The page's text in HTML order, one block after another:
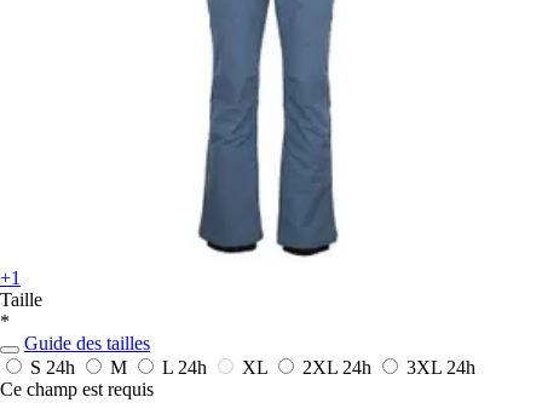
+1
Taille
*
Guide des tailles
S 24h M L 24h XL 2XL 24h 3XL 24h
Ce champ est requis